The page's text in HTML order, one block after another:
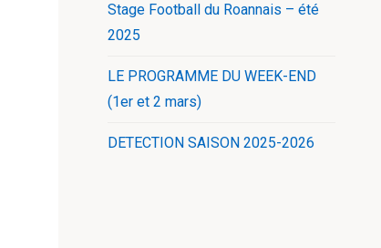
Stage Football du Roannais – été
2025
LE PROGRAMME DU WEEK-END
(1er et 2 mars)
DETECTION SAISON 2025-2026